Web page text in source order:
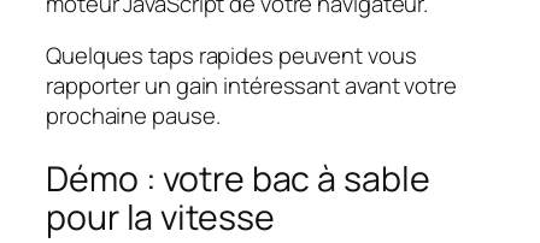
Quelques taps rapides peuvent vous
rapporter un gain intéressant avant votre
prochaine pause.
Démo : votre bac à sable
pour la vitesse